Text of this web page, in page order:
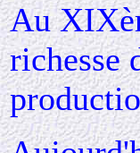
Au
richesse